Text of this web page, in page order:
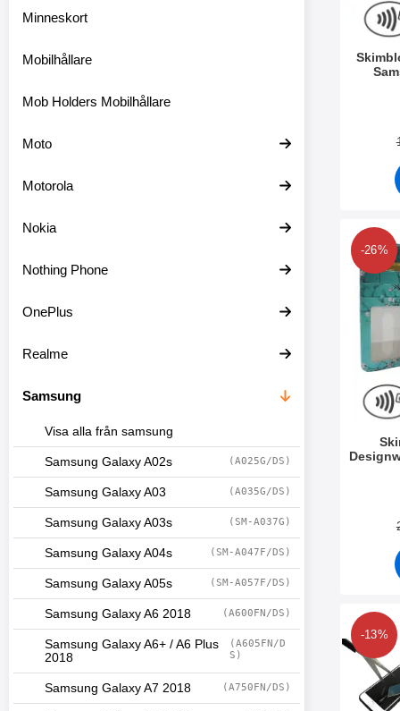
Minneskort
Mobilhållare
Mob Holders Mobilhållare
Moto
Motorola
Nokia
Nothing Phone
OnePlus
Realme
Samsung
Visa alla från samsung
Samsung Galaxy A02s (A025G/DS)
Samsung Galaxy A03 (A035G/DS)
Samsung Galaxy A03s (SM-A037G)
Samsung Galaxy A04s (SM-A047F/DS)
Samsung Galaxy A05s (SM-A057F/DS)
Samsung Galaxy A6 2018 (A600FN/DS)
Samsung Galaxy A6+ / A6 Plus
2018
(A605FN/D
S)
Samsung Galaxy A7 2018 (A750FN/DS)
Art. nr
-26%
Art. nr
Makera skimblocker
-13%
Makera